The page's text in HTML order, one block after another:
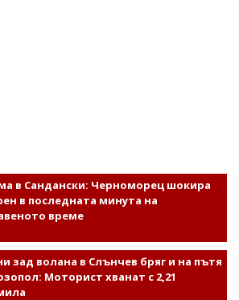
в Сандански: Черноморец шокира
в последната минута на
време
зад волана в Слънчев бряг и на пътя
Моторист хванат с 2,21